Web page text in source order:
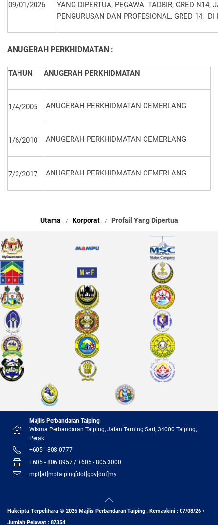
09/01/2026
YANG DIPERTUA, PEGAWAI TADBIR, GRED
PENGURUSAN DAN PROFESIONAL, GRED 14,
ANUGERAH PERKHIDMATAN :
TAHUN ANUGERAH PERKHIDMATAN
1/4/2005 ANUGERAH PERKHIDMATAN CEMERLANG
1/6/2010 ANUGERAH PERKHIDMATAN CEMERLANG
7/3/2017 ANUGERAH PERKHIDMATAN CEMERLANG
Utama Korporat Profail Yang Dipertua
Majlis Perbandaran Taiping
Wisma Perbandaran Taiping, Jalan Taming Sari, 34000 Taiping,
Perak
+605 - 808 0777
+605 - 806 8957 / +605 - 805 3000
mpt[at]mptaiping[dot]gov[dot]my
Hakcipta Terpelihara © 2025 Majlis Perbandaran Taiping . Kemaskini : 07/08/26 •
Jumlah Pelawat : 87354